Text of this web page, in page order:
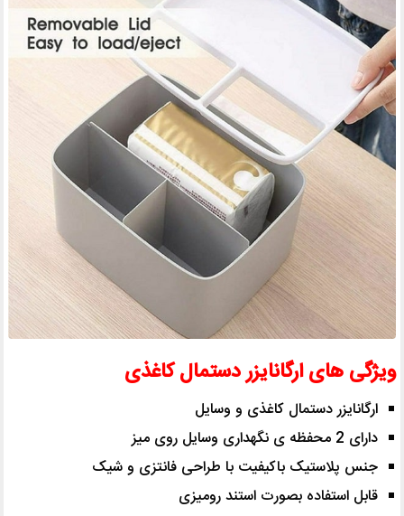
ویژگی های ارگانایزر دستمال کاغذی
ارگانایزر دستمال کاغذی و وسایل
دارای 2 محفظه ی نگهداری وسایل روی میز
جنس پلاستیک باکیفیت با طراحی فانتزی و شیک
قابل استفاده بصورت استند رومیزی